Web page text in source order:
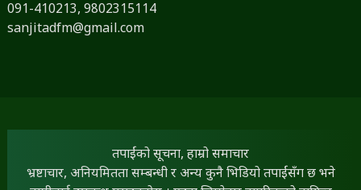
091-410213, 9802315114
sanjitadfm@gmail.com
तपाईंको सूचना, हाम्रो समाचार
भ्रष्टाचार, अनियमितता सम्बन्धी र अन्य कुनै भिडियो तपाईंसँग छ भने